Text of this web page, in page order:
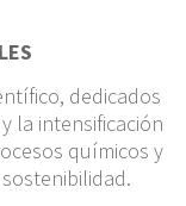
dedicados
la intensificación
químicos y